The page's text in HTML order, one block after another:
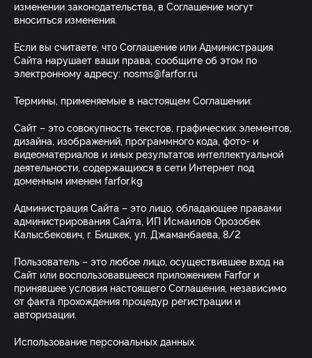
изменении законодательства, в Соглашение могут
вноситься изменения.
Если вы считаете, что Соглашение или Администрация
Сайта нарушает ваши права, сообщите об этом по
электронному адресу: nosms@farfor.ru
Термины, применяемые в настоящем Соглашении:
Сайт – это совокупность текстов, графических элементов,
дизайна, изображений, программного кода, фото- и
видеоматериалов и иных результатов интеллектуальной
деятельности, содержащихся в сети Интернет под
доменным именем farfor.kg
Администрация Сайта – это лицо, обладающее правами
администрирования Сайта, ИП Исмаилов Орозобек
Калысбекович, г. Бишкек, ул. Джаманбаева, 8/2
Пользователь – это любое лицо, осуществившее вход на
Сайт или воспользовавшееся приложением Farfor и
принявшее условия настоящего Соглашения, независимо
от факта прохождения процедур регистрации и
авторизации.
Использование персональных данных.